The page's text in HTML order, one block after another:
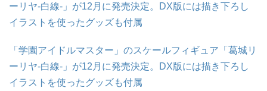
ーリヤ-白線-」が12月に発売決定。DX版には描き下ろし
イラストを使ったグッズも付属
「学園アイドルマスター」のスケールフィギュア「葛城リ
ーリヤ-白線-」が12月に発売決定。DX版には描き下ろし
イラストを使ったグッズも付属